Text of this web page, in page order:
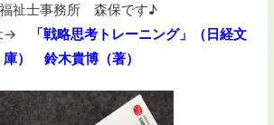
祉士事務所 森保です♪
→
「戦略思考トレーニング」（日経文
庫） 鈴木貴博（著）